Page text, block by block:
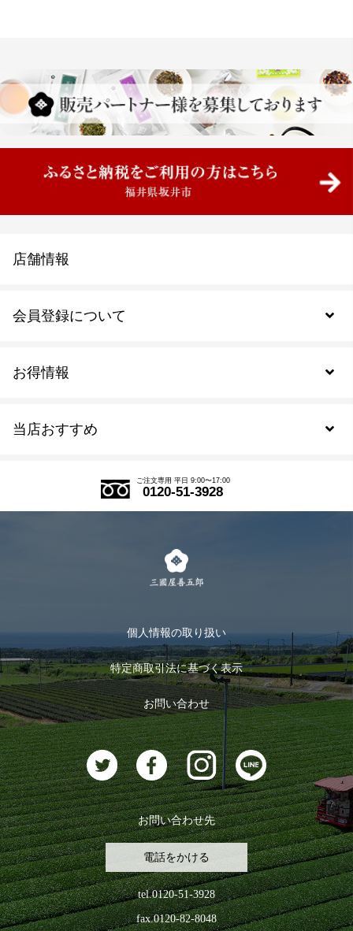
当店おすすめ
式部の香りシリーズ
お茶のギフト
おすすめのお茶
お茶に合うスイーツ
お得情報
会員登録について
会員規約について
ログイン
ログアウト
店舗情報
ご注文専用 平日 9:00〜17:00
0120-51-3928
個人情報の取り扱い
特定商取引法に基づく表示
お問い合わせ
お問い合わせ先
電話をかける
tel.0120-51-3928
fax.0120-82-8048